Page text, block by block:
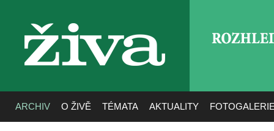
živa
ARCHIV O ŽIVĚ TÉMATA AKTUALITY